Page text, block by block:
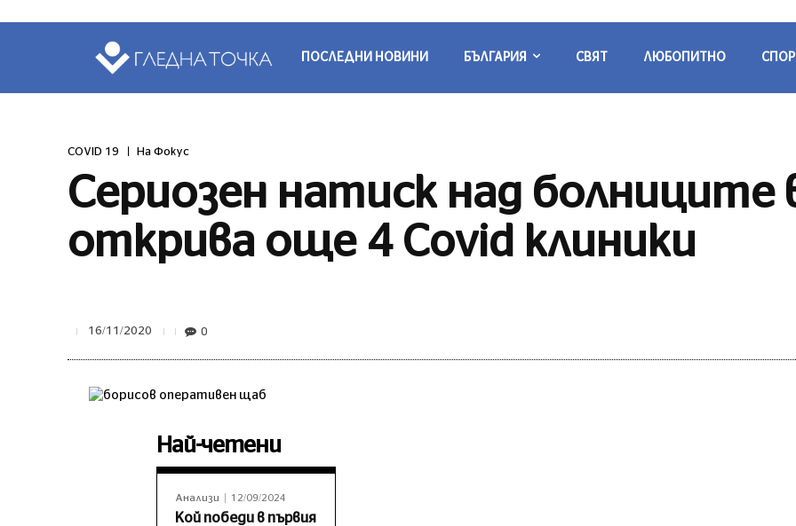
ПОСЛЕДНИ НОВИНИ БЪЛГАРИЯ СВЯТ ЛЮБОПИТНО СПОРТ
COVID 19 На Фокус
Сериозен натиск над болниците
открива още 4 Covid клиники
16/11/2020 0
Най-четени
Анализи 12/09/2024
Кой победи в първия